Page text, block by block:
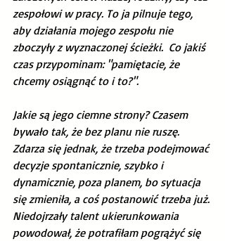
zespołowi w pracy. To ja pilnuje tego,
aby działania mojego zespołu nie
zboczyły z wyznaczonej ścieżki.  Co jakiś
czas przypominam: "pamiętacie, że
chcemy osiągnąć to i to?".
Jakie są jego ciemne strony? Czasem
bywało tak, że bez planu nie ruszę.
Zdarza się jednak, że trzeba podejmować
decyzje spontanicznie, szybko i
dynamicznie, poza planem, bo sytuacja
się zmieniła, a coś postanowić trzeba już.
Niedojrzały talent ukierunkowania
powodował, że potrafiłam pogrążyć się